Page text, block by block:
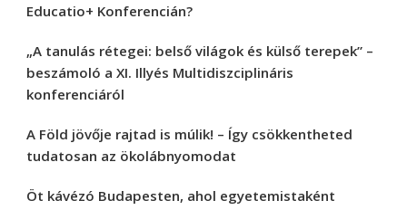
Educatio+ Konferencián?
„A tanulás rétegei: belső világok és külső terepek” –
beszámoló a XI. Illyés Multidiszciplináris
konferenciáról
A Föld jövője rajtad is múlik! – Így csökkentheted
tudatosan az ökolábnyomodat
Öt kávézó Budapesten, ahol egyetemistaként